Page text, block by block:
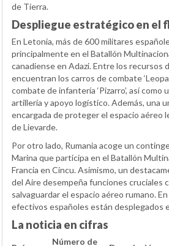
de Tierra.
Despliegue estratégico en el
En Letonia, más de 600 militares
principalmente en el Batallón
canadiense en Adazi. Entre los recursos
encuentran los carros de combate
combate de infantería ‘Pizarro’, así como
artillería y apoyo logístico. Además, una
encargada de proteger el espacio aéreo
de Lievarde.
Por otro lado, Rumania acoge un
Marina que participa en el Batallón
Francia en Cincu. Asimismo, un
del Aire desempeña funciones cruciales
salvaguardar el espacio aéreo rumano.
efectivos españoles están desplegados
La noticia en cifras
Número de